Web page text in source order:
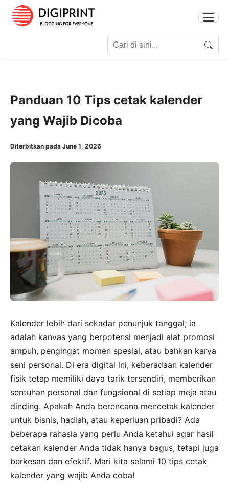
Search
Panduan 10 Tips cetak kalender
yang Wajib Dicoba
Diterbitkan pada June 1, 2026
Kalender lebih dari sekadar penunjuk tanggal; ia
adalah kanvas yang berpotensi menjadi alat promosi
ampuh, pengingat momen spesial, atau bahkan karya
seni personal. Di era digital ini, keberadaan kalender
fisik tetap memiliki daya tarik tersendiri, memberikan
sentuhan personal dan fungsional di setiap meja atau
dinding. Apakah Anda berencana mencetak kalender
untuk bisnis, hadiah, atau keperluan pribadi? Ada
beberapa rahasia yang perlu Anda ketahui agar hasil
cetakan kalender Anda tidak hanya bagus, tetapi juga
berkesan dan efektif. Mari kita selami 10 tips cetak
kalender yang wajib Anda coba!